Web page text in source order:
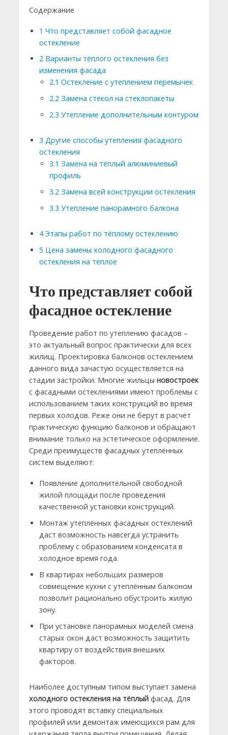
Содержание
1 Что представляет собой фасадное
остекление
2Варианты тёплого остекления без
изменения фасада
2.1 Остекление с утеплением перемычек
2.2Замена стёкол на стеклопакеты
2.3 Утепление дополнительным контуром
3 Другие способы утепления фасадного
остекления
3.1 Замена на тёплый алюминиевый
профиль
3.2Замена всей конструкции остекления
3.3 Утепление панорамного балкона
4Этапы работ по тёплому остеклению
5 Цена замены холодного фасадного
остекления на тёплое
Что представляет собой
фасадное остекление
Проведение работ по утеплению фасадов –
это актуальный вопрос практически для всех
жилищ. Проектировка балконов остеклением
данного вида зачастую осуществляется на
стадии застройки. Многие жильцы новостроек
с фасадными остеклениями имеют проблемы с
использованием таких конструкций во время
первых холодов. Реже они не берут в расчёт
практическую функцию балконов и обращают
внимание только на эстетическое оформление.
Среди преимуществ фасадных утеплённых
систем выделяют:
Появление дополнительной свободной
жилой площади после проведения
качественной установки конструкций.
Монтаж утеплённых фасадных остеклений
даст возможность навсегда устранить
проблему с образованием конденсата в
холодное время года.
В квартирах небольших размеров
совмещение кухни с утеплённым балконом
позволит рационально обустроить жилую
зону.
При установке панорамных моделей смена
старых окон даст возможность защитить
квартиру от воздействия внешних
факторов.
Наиболее доступным типом выступает замена
холодного остекления на тёплыйфасад. Для
этого проводят вставку специальных
профилей или демонтаж имеющихся рам для